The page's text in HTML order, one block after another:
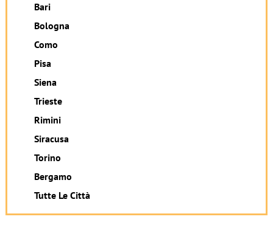
Bari
Bologna
Como
Pisa
Siena
Trieste
Rimini
Siracusa
Torino
Bergamo
Tutte Le Città